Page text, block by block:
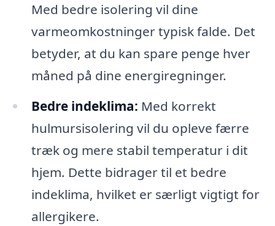
Med bedre isolering vil dine
varmeomkostninger typisk falde. Det
betyder, at du kan spare penge hver
måned på dine energiregninger.
Bedre indeklima: Med korrekt
hulmursisolering vil du opleve færre
træk og mere stabil temperatur i dit
hjem. Dette bidrager til et bedre
indeklima, hvilket er særligt vigtigt for
allergikere.